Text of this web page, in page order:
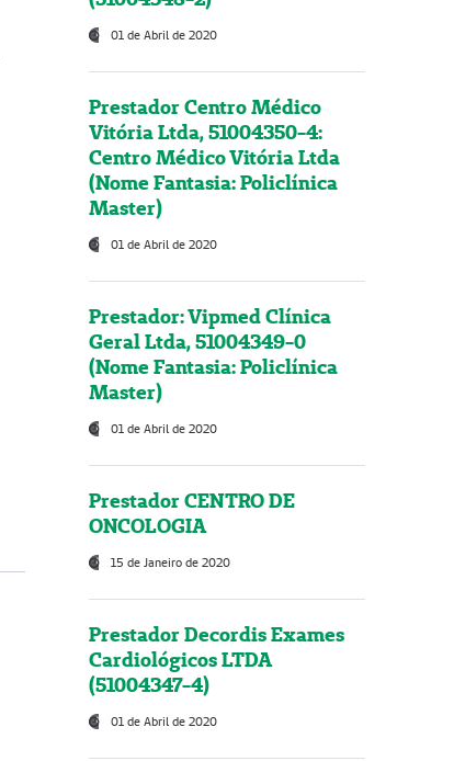
01 de Abril de 2020
Prestador Centro Médico
Vitória Ltda, 51004350-4:
Centro Médico Vitória Ltda
(Nome Fantasia: Policlínica
Master)
01 de Abril de 2020
Prestador: Vipmed Clínica
Geral Ltda, 51004349-0
(Nome Fantasia: Policlínica
Master)
01 de Abril de 2020
Prestador CENTRO DE
ONCOLOGIA
15 de Janeiro de 2020
Prestador Decordis Exames
Cardiológicos LTDA
(51004347-4)
01 de Abril de 2020